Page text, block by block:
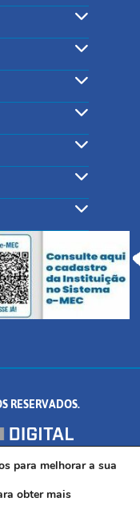
RESERVADOS.
FORMIGA/MG - CEP:
para melhorar a sua
obter mais